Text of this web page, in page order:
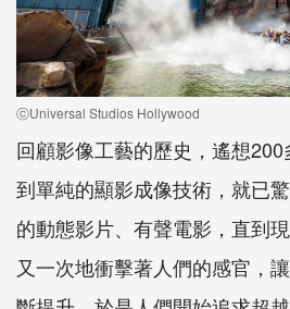
ⓒUniversal Studios Hollywood
回顧影像工藝的歷史，遙想
到單純的顯影成像技術，就已
的動態影片、有聲電影，直到
又一次地衝擊著人們的感官，